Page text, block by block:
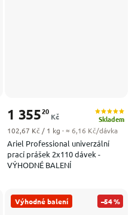
Ariel Professional univerzální
prací prášek 2x110 dávek -
VÝHODNÉ BALENÍ
Skladem
1 35520
Kč
Měrná cena:
102,67 Kč / 1 kg · ≈ 6,16 Kč/dávka
Výhodné balení –54 %